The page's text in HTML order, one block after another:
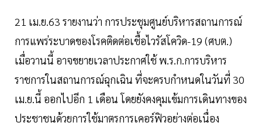
21​ เม.ย.63​ รายงานว่า การประชุมศูนย์บริหารสถานการณ์
การแพร่ระบาดของโรคติดต่อเชื้อไวรัสโควิด-19​ (ศบต.)
เมื่อวานนี้​ อาจขยายเวลาประกาศใช้ พ.ร.ก.การบริหาร
ราชการในสถานการณ์ฉุกเฉิน​ ที่จะครบกำหนดในวันที่ 30
เม.ย.นี้ ออกไปอีก 1 เดือน โดยยังคงคุมเข้มการเดินทางของ
ประชาชนด้วยการใช้มาตรการเคอร์ฟิวอย่างต่อเนื่อง